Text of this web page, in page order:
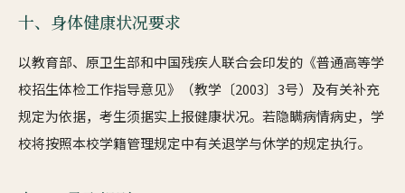
十、身体健康状况要求
以教育部、原卫生部和中国残疾人联合会印发的《普通高等学
校招生体检工作指导意见》（教学〔2003〕3号）及有关补充
规定为依据，考生须据实上报健康状况。若隐瞒病情病史，学
校将按照本校学籍管理规定中有关退学与休学的规定执行。